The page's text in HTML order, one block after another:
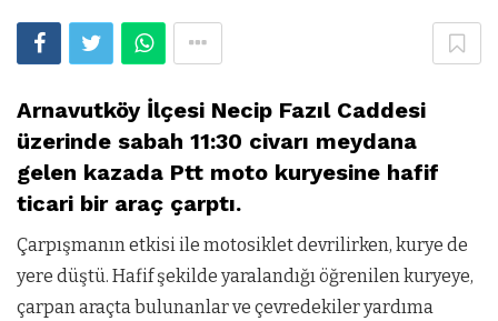
Arnavutköy İlçesi Necip Fazıl Caddesi
üzerinde sabah 11:30 civarı meydana
gelen kazada Ptt moto kuryesine hafif
ticari bir araç çarptı.
Çarpışmanın etkisi ile motosiklet devrilirken, kurye de
yere düştü. Hafif şekilde yaralandığı öğrenilen kuryeye,
çarpan araçta bulunanlar ve çevredekiler yardıma